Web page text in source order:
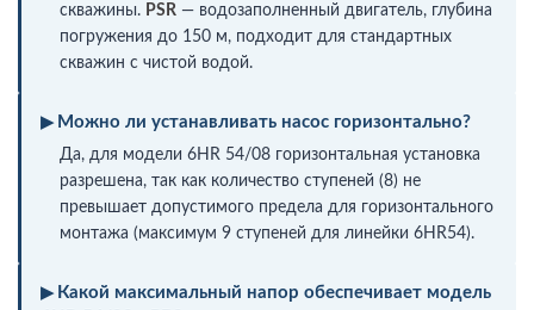
скважины. PSR — водозаполненный двигатель, глубина
погружения до 150 м, подходит для стандартных
скважин с чистой водой.
Можно ли устанавливать насос горизонтально?
Да, для модели 6HR 54/08 горизонтальная установка
разрешена, так как количество ступеней (8) не
превышает допустимого предела для горизонтального
монтажа (максимум 9 ступеней для линейки 6HR54).
Какой максимальный напор обеспечивает модель